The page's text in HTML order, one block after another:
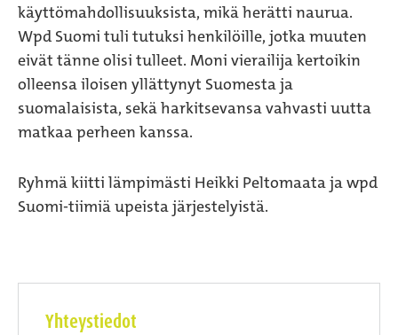
käyttömahdollisuuksista, mikä herätti naurua.
Wpd Suomi tuli tutuksi henkilöille, jotka muuten
eivät tänne olisi tulleet. Moni vierailija kertoikin
olleensa iloisen yllättynyt Suomesta ja
suomalaisista, sekä harkitsevansa vahvasti uutta
matkaa perheen kanssa.
Ryhmä kiitti lämpimästi Heikki Peltomaata ja wpd
Suomi-tiimiä upeista järjestelyistä.
Yhteystiedot